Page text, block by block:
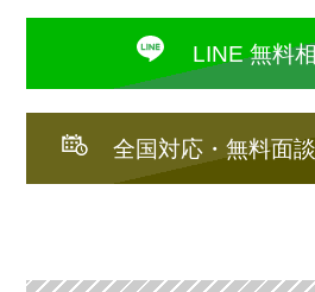
LINE 無料
全国対応・無料面